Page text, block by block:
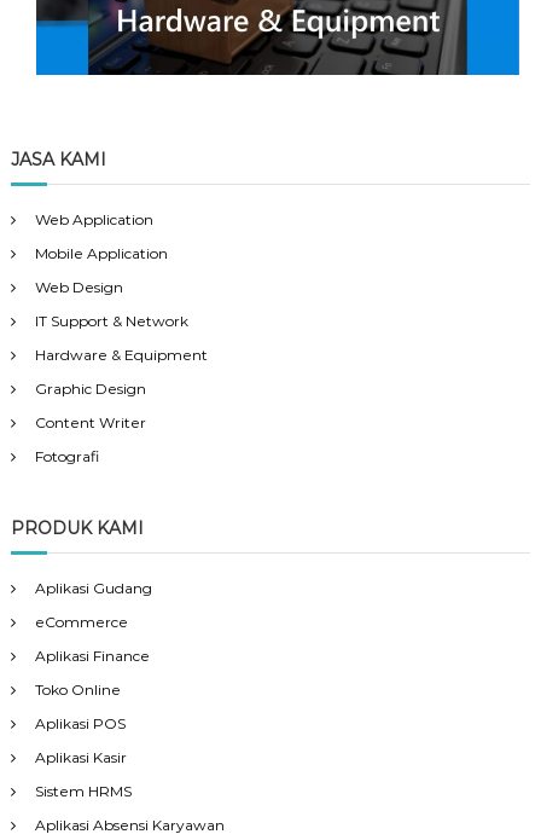
JASA KAMI
Web Application
Mobile Application
Web Design
IT Support & Network
Hardware & Equipment
Graphic Design
Content Writer
Fotografi
PRODUK KAMI
Aplikasi Gudang
eCommerce
Aplikasi Finance
Toko Online
Aplikasi POS
Aplikasi Kasir
Sistem HRMS
Aplikasi Absensi Karyawan